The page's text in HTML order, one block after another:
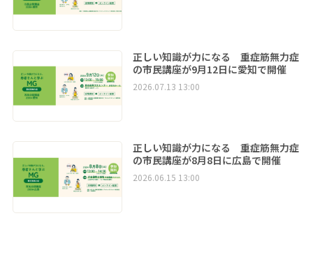
正しい知識が力になる 重症筋無力症
の市民講座が9月12日に愛知で開催
2026.07.13 13:00
正しい知識が力になる 重症筋無力症
の市民講座が8月8日に広島で開催
2026.06.15 13:00